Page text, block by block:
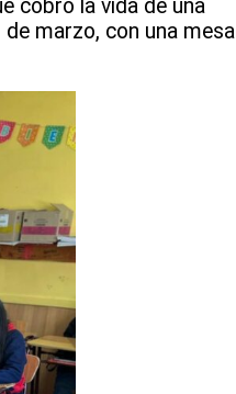
cobró la vida de una
marzo, con una mesa